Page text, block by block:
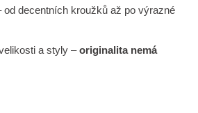
decentních kroužků až po výrazné
a styly –originalita nemá